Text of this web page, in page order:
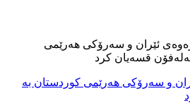
و سەرۆکی هەرێمی کوردستان بە